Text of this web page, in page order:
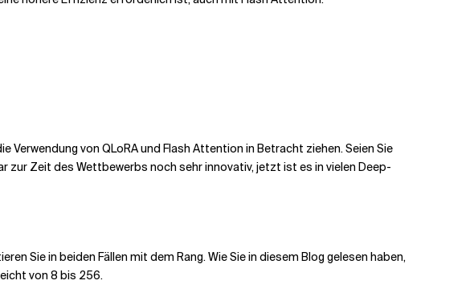
von QLoRA und Flash Attention in Betracht ziehen. Seien Sie
zur Zeit des Wettbewerbs noch sehr innovativ, jetzt ist es in vielen Deep-
Sie in beiden Fällen mit dem Rang. Wie Sie in diesem Blog gelesen haben,
von 8 bis 256.